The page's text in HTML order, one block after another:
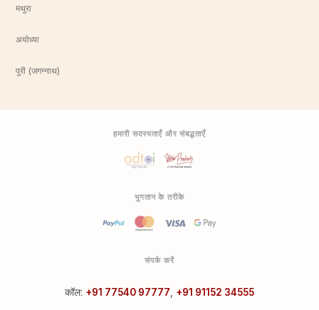
मथुरा
अयोध्या
पुरी (जगन्नाथ)
हमारी सदस्यताएँ और संबद्धताएँ
भुगतान के तरीके
संपर्क करें
कॉल: +91 77540 97777 +91 91152 34555